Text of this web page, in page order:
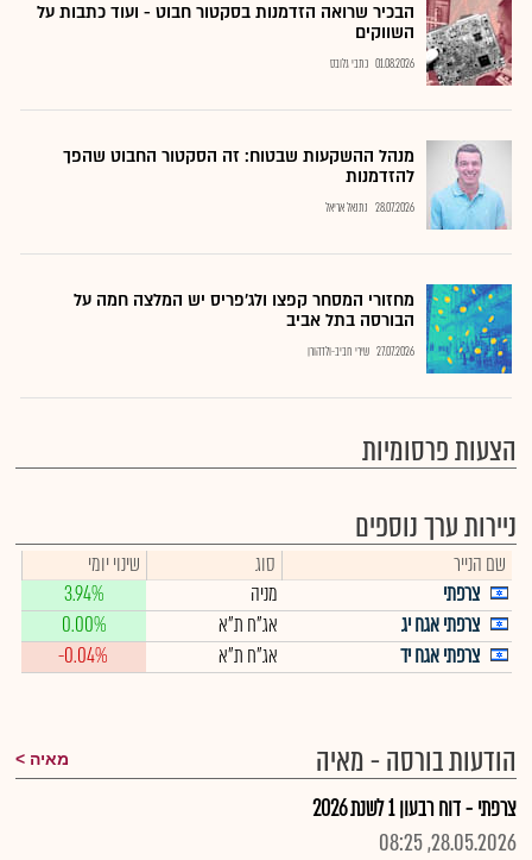
הבכיר שרואה הזדמנות בסקטור חבוט - ועוד כתבות על
השווקים
01.08.2026 כתבי גלובס
מנהל ההשקעות שבטוח: זה הסקטור החבוט שהפך
להזדמנות
28.07.2026 נתנאל אריאל
מחזורי המסחר קפצו ולג'פריס יש המלצה חמה על
הבורסה בתל אביב
27.07.2026 שירי חביב-ולדהורן
הצעות פרסומיות
ניירות ערך נוספים
שם הנייר סוג
שינוי יומי
צרפתי
מניה
3.94%
צרפתי אגח יג
אג"ח ת"א
0.00%
צרפתי אגח יד
אג"ח ת"א -0.04%
הודעות בורסה - מאיה מאיה
צרפתי - דוח רבעון 1 לשנת 2026
28.05.2026, 08:25